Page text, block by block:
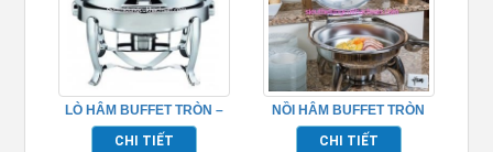
LÒ HÂM BUFFET TRÒN –
TP697025
CHI TIẾT
NỒI HÂM BUFFET TRÒN
NẮP KIẾNG CÓ CHÂN ĐẾ
CHI TIẾT